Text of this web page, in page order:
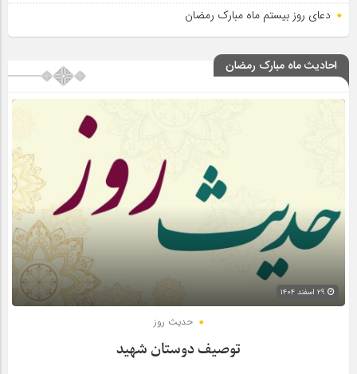
دعای روز بیستم ماه مبارک رمضان
احادیث ماه مبارک رمضان
حدیث روز
توصیف دوستان شهید